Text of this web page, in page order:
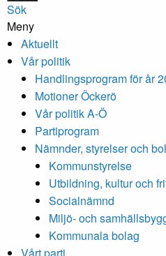
Sök
Meny
Aktuellt
Vår politik
Handlingsprogram för år
Motioner Öckerö
Vår politik A-Ö
Partiprogram
Nämnder, styrelser och
Kommunstyrelse
Utbildning, kultur och
Socialnämnd
Miljö- och
Kommunala bolag
Vårt parti